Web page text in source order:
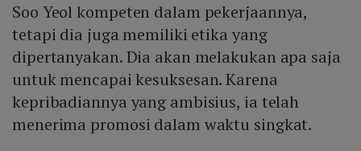
Soo Yeol kompeten dalam pekerjaannya,
tetapi dia juga memiliki etika yang
dipertanyakan. Dia akan melakukan apa saja
untuk mencapai kesuksesan. Karena
kepribadiannya yang ambisius, ia telah
menerima promosi dalam waktu singkat.